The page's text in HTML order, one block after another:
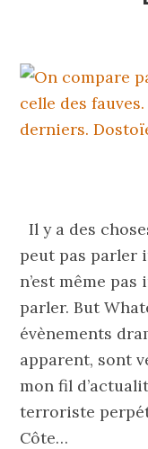
Il y a des
peut pas parler
n’est même
parler. But
évènements
apparent, sont
mon fil
terroriste
Côte…